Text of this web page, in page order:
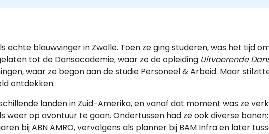
echte blauwvinger in Zwolle. Toen ze ging studeren, was het tijd
tot de Dansacademie, waar ze de opleiding Uitvoerende
waar ze begon aan de studie Personeel & Arbeid. Maar
ontdekken.
landen in Zuid-Amerika, en vanaf dat moment was ze
weer op avontuur te gaan. Ondertussen had ze ook diverse
bij ABN AMRO, vervolgens als planner bij BAM Infra en later